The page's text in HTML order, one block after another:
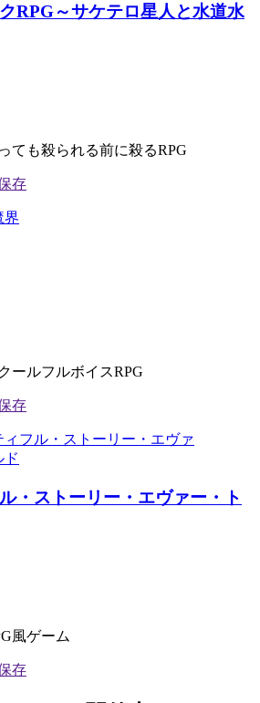
RPG～サケテロ星人と水道水
ても殺られる前に殺るRPG
ールフルボイスRPG
・ストーリー・エヴァー・ト
風ゲーム